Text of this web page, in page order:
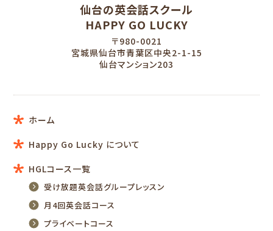
仙台の英会話スクール
HAPPY GO LUCKY
〒980-0021
宮城県仙台市青葉区中央2-1-15
仙台マンション203
ホーム
Happy Go Lucky について
HGLコース一覧
受け放題英会話グループレッスン
月4回英会話コース
プライベートコース